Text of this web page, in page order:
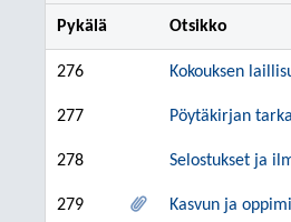
Pykälä Otsikko
276 Kokouksen
277 Pöytäkirjan
278 Selostukset ja
279 Kasvun ja